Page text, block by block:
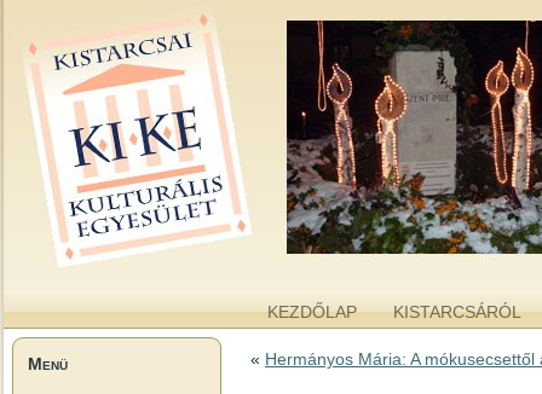
KEZDŐLAP KISTARCSÁRÓL
Menü « Hermányos Mária: A mókusecsettől